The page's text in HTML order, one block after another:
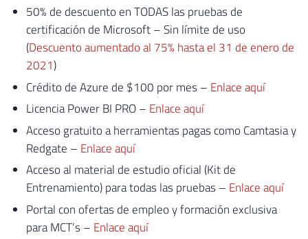
50% de descuento en TODAS las pruebas de
certificación de Microsoft – Sin límite de uso
(Descuento aumentado al 75% hasta el 31 de enero de
2021)
Crédito de Azure de $100 por mes – Enlace aquí
Licencia Power BI PRO – Enlace aquí
Acceso gratuito a herramientas pagas como Camtasia y
Redgate – Enlace aquí
Acceso al material de estudio oficial (Kit de
Entrenamiento) para todas las pruebas – Enlace aquí
Portal con ofertas de empleo y formación exclusiva
para MCT’s – Enlace aquí